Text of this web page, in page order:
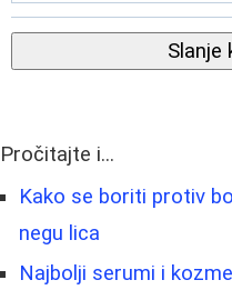
Slanje
Pročitajte i...
Kako se boriti protiv
negu lica
Najbolji serumi i